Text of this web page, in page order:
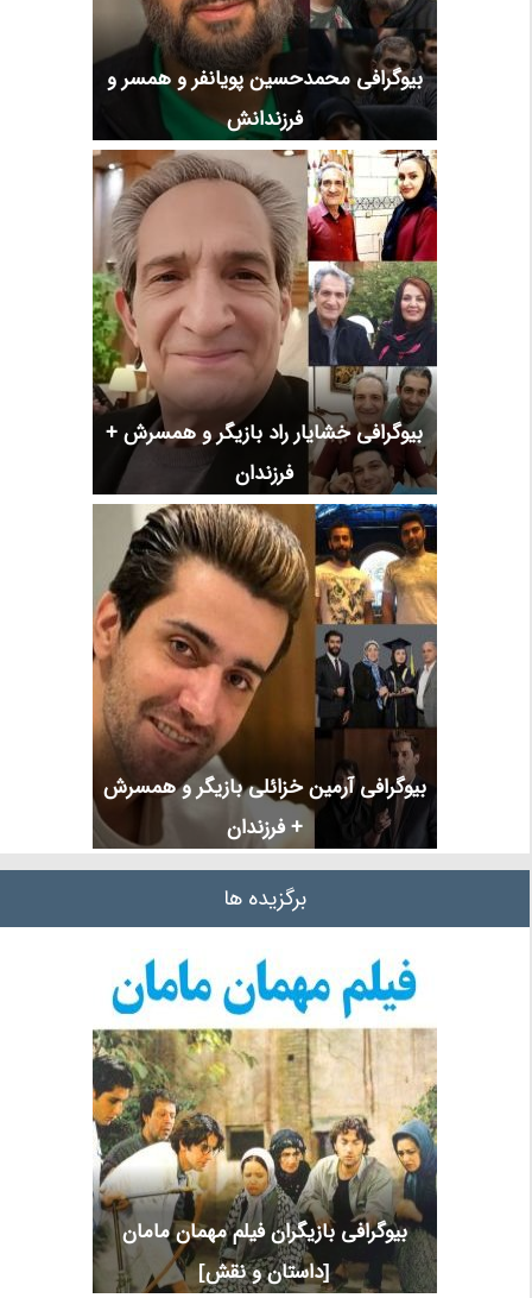
بیوگرافی محمدحسین پویانفر و همسر و
فرزندانش
بیوگرافی خشایار راد بازیگر و همسرش +
فرزندان
بیوگرافی آرمین خزائلی بازیگر و همسرش
+ فرزندان
برگزیده ها
بیوگرافی بازیگران فیلم مهمان مامان
[داستان و نقش]